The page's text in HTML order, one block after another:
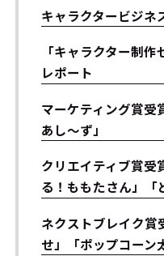
キャラクタービジネ
「キャラクター制
レポート
マーケティング賞受
あし～ず」
クリエイティブ賞受
る！ももたさん」「
ネクストブレイク賞
せ」「ポップコーン